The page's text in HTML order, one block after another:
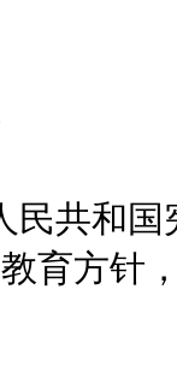
共和国
育方针